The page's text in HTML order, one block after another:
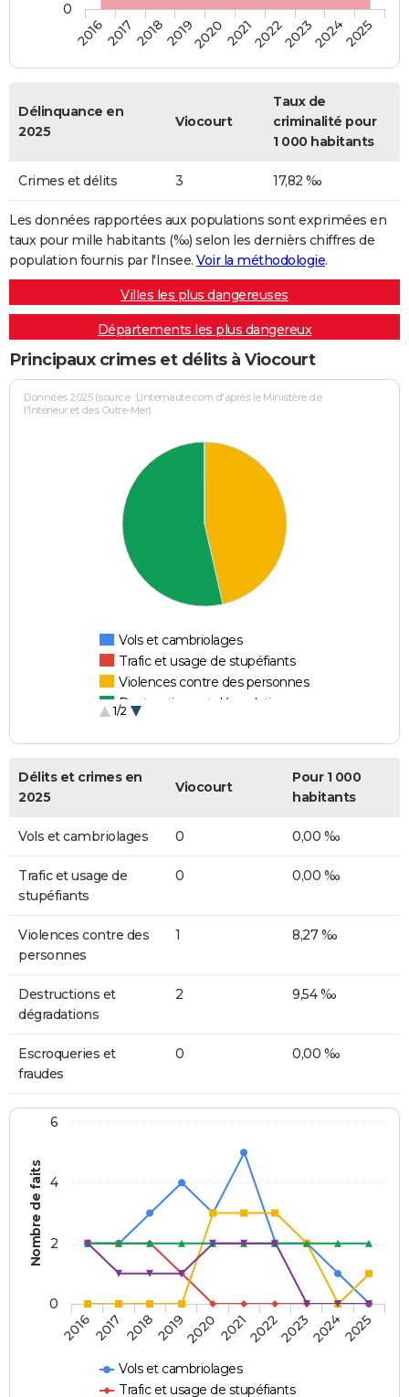
2016201720182019202020212022202320242025
0
Délinquance en
2025
Viocourt
Taux de
criminalité pour
1 000 habitants
Crimes et délits 3 17,82 ‰
Les données rapportées aux populations sont exprimées en
taux pour mille habitants (‰) selon les dernièrs chiffres de
population fournis par l'Insee. Voir la méthodologie.
Villes les plus dangereuses
Départements les plus dangereux
Principaux crimes et délits à Viocourt
Données 2025 (source : Linternaute.com d'après le Ministère de
l'Intérieur et des Outre-Mer)
Vols et cambriolages
Trafic et usage de stupéfiants
Violences contre des personnes
Destructions et dégradations
1/2
Délits et crimes en
2025
Viocourt
Pour 1 000
habitants
Vols et cambriolages 0 0,00 ‰
Trafic et usage de
stupéfiants
0 0,00 ‰
Violences contre des
personnes
1 8,27 ‰
Destructions et
dégradations
2 9,54 ‰
Escroqueries et
fraudes
0 0,00 ‰
Nombre de faits
Vols et cambriolages
Trafic et usage de stupéfiants
20162017 20182019202020212022202320242025
0
2
4
6